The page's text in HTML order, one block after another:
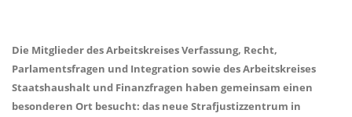
Die Mitglieder des Arbeitskreises Verfassung, Recht,
Parlamentsfragen und Integration sowie des Arbeitskreises
Staatshaushalt und Finanzfragen haben gemeinsam einen
besonderen Ort besucht: das neue Strafjustizzentrum in